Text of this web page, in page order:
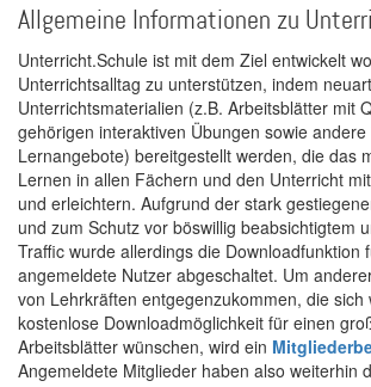
Allgemeine Informationen zu
Unterricht.Schule ist mit dem Ziel entwickelt
Unterrichtsalltag zu unterstützen, indem
Unterrichtsmaterialien (z.B. Arbeitsblätter mit
gehörigen interaktiven Übungen sowie
Lernangebote) bereitgestellt werden, die das
Lernen in allen Fächern und den Unterricht
und erleichtern. Aufgrund der stark
und zum Schutz vor böswillig beabsichtigtem
Traffic wurde allerdings die Downloadfunktion
angemeldete Nutzer abgeschaltet. Um
von Lehrkräften entgegenzukommen, die sich
kostenlose Downloadmöglichkeit für einen
Arbeitsblätter wünschen, wird ein
Angemeldete Mitglieder haben also weiterhin